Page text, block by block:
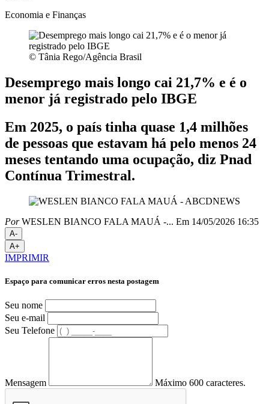
Economia e Finanças
© Tânia Rego/Agência Brasil
Desemprego mais longo cai 21,7% e é o
menor já registrado pelo IBGE
Em 2025, o país tinha quase 1,4 milhões
de pessoas que estavam há pelo menos 24
meses tentando uma ocupação, diz Pnad
Contínua Trimestral.
PorWESLEN BIANCO FALA MAUÁ -... Em 14/05/2026 16:35
A-
A+
IMPRIMIR
Espaço para comunicar erros nesta postagem
Seu nome
Seu e-mail
Seu Telefone
Mensagem Máximo 600 caracteres.